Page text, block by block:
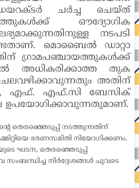
ഡയറക്ടർ ചർച്ച ചെയ്ത്
ഔദ്യോഗിക
നടപടി
മൊബൈൽ ഡാറ്റാ
ഗ്രാമപഞ്ചായത്തുകൾക്ക്
അധികരിക്കാത്ത തുക
അതിന്
എഫ്. എഫ്.സി ബേസിക്
ഉപയോഗിക്കാവുന്നതുമാണ്.
തെരഞ്ഞെടുപ്പ് നടത്തുന്നതിന്
ഭരണസമിതി നിയോഗിക്കണം.
ഘടന, തെരഞ്ഞെടുപ്പ്
സംബന്ധിച്ച നിർദ്ദേശങ്ങൾ ചുവടെ